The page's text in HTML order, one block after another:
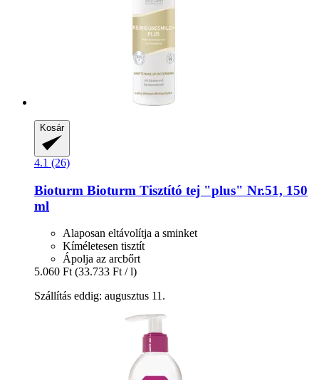
Kosár
4.1 (26)
Bioturm Bioturm Tisztító tej "plus" Nr.51, 150
ml
Alaposan eltávolítja a sminket
Kíméletesen tisztít
Ápolja az arcbőrt
5.060 Ft (33.733 Ft / l)
Szállítás eddig: augusztus 11.